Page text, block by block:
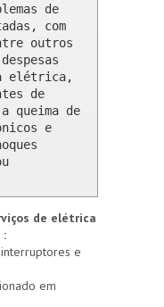
de
com
outros
elétrica,
de
queima de
e
de elétrica
:
e
em